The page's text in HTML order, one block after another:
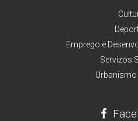
Emprego e
Servizos
Urbanismo